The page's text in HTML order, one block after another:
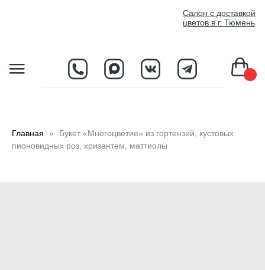
Главная
Букет «Многоцветие» из гортензий, кустовых
пионовидных роз, хризантем, маттиолы